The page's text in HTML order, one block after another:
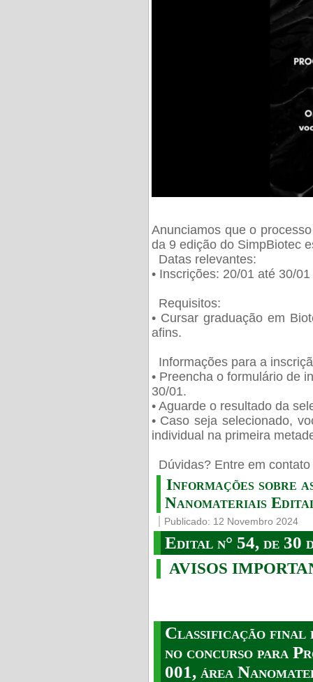
Anunciamos que o
da 9 edição do SimpBiotec
Datas relevantes:
• Inscrições: 20/01 até 30/01
Requisitos:
• Cursar graduação em
afins.
Informações para a
• Preencha o formulário de
30/01.
• Aguarde o resultado da
• Caso seja selecionado,
individual na primeira
Dúvidas? Entre em
Informações sobre
Nanomateriais
Publicado: 12 Novembro 2024
Edital n° 54, de 30
AVISOS
Classificação final
no concurso para
001, área